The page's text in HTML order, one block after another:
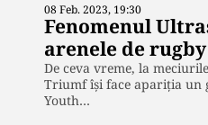
08 Feb. 2023, 19:30
Fenomenul
arenele de rugby
De ceva vreme, la
Triumf își face apariția un
Youth…